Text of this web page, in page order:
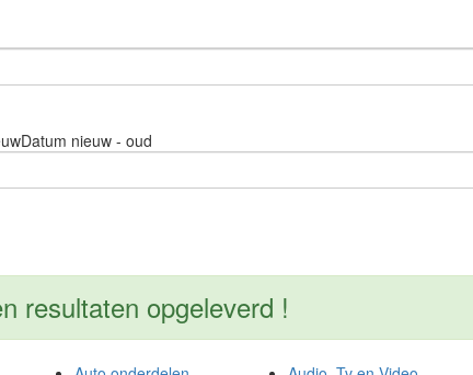
Datum nieuw - oud
resultaten opgeleverd !